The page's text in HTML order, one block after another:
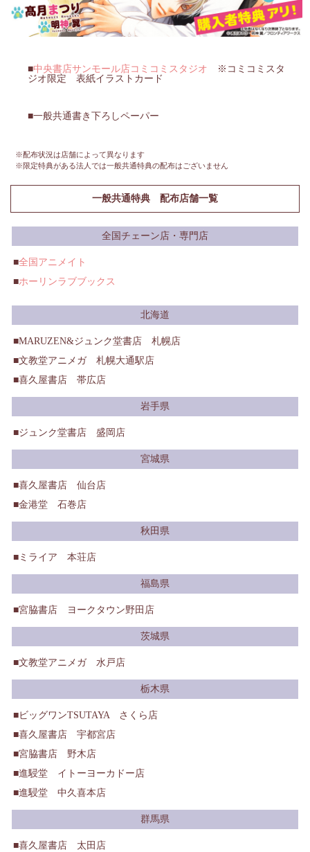
中央書店サンモール店コミコミスタジオ ※コミコミスタ
ジオ限定 表紙イラストカード
一般共通書き下ろしペーパー
※配布状況は店舗によって異なります
※限定特典がある法人では一般共通特典の配布はございません
一般共通特典 配布店舗一覧
全国チェーン店・専門店
全国アニメイト
ホーリンラブブックス
北海道
MARUZEN&ジュンク堂書店 札幌店
文教堂アニメガ 札幌大通駅店
喜久屋書店 帯広店
岩手県
ジュンク堂書店 盛岡店
宮城県
喜久屋書店 仙台店
金港堂 石巻店
秋田県
ミライア 本荘店
福島県
宮脇書店 ヨークタウン野田店
茨城県
文教堂アニメガ 水戸店
栃木県
ビッグワンTSUTAYA さくら店
喜久屋書店 宇都宮店
宮脇書店 野木店
進駸堂 イトーヨーカドー店
進駸堂 中久喜本店
群馬県
喜久屋書店 太田店